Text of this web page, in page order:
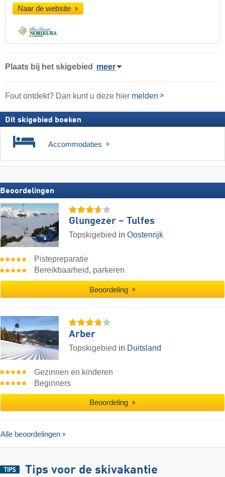
Naar de website
Plaats bij het skigebied meer
Fout ontdekt? Dan kunt u deze hier melden
Dit skigebied boeken
Accommodaties
Beoordelingen
Glungezer – Tulfes
Topskigebied in Oostenrijk
Pistepreparatie
Bereikbaarheid, parkeren
Beoordeling
Arber
Topskigebied in Duitsland
Gezinnen en kinderen
Beginners
Beoordeling
Alle beoordelingen
Tips voor de skivakantie